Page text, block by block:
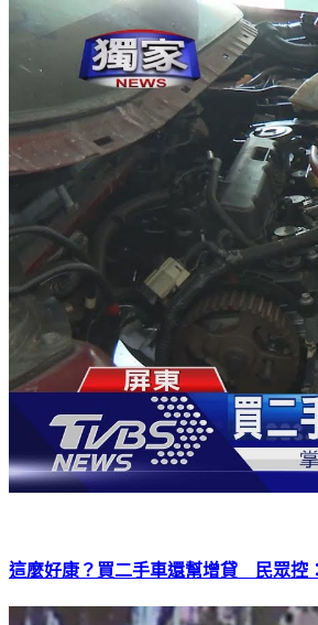
這麼好康？買二手車還幫增貸 民眾控